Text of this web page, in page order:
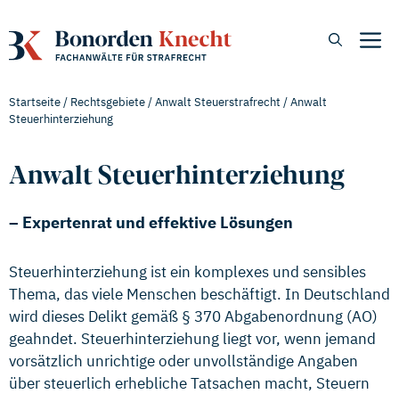
Inhalt
springen
Startseite/ Rechtsgebiete/Anwalt Steuerstrafrecht /Anwalt
Steuerhinterziehung
Anwalt Steuerhinterziehung
– Expertenrat und effektive Lösungen
Steuerhinterziehung ist ein komplexes und sensibles
Thema, das viele Menschen beschäftigt. In Deutschland
wird dieses Delikt gemäß § 370 Abgabenordnung (AO)
geahndet. Steuerhinterziehung liegt vor, wenn jemand
vorsätzlich unrichtige oder unvollständige Angaben
über steuerlich erhebliche Tatsachen macht, Steuern